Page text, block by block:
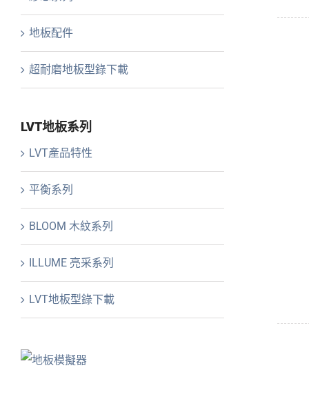
地板配件
超耐磨地板型錄下載
LVT地板系列
LVT產品特性
平衡系列
BLOOM 木紋系列
ILLUME 亮采系列
LVT地板型錄下載